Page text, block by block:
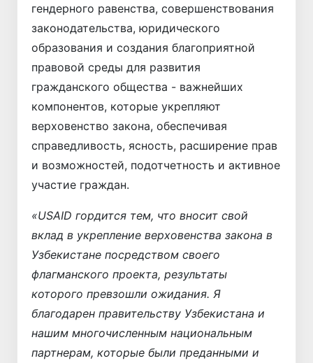
гендерного равенства, совершенствования
законодательства, юридического
образования и создания благоприятной
правовой среды для развития
гражданского общества - важнейших
компонентов, которые укрепляют
верховенство закона, обеспечивая
справедливость, ясность, расширение прав
и возможностей, подотчетность и активное
участие граждан.
«USAID гордится тем, что вносит свой
вклад в укрепление верховенства закона в
Узбекистане посредством своего
флагманского проекта, результаты
которого превзошли ожидания. Я
благодарен правительству Узбекистана и
нашим многочисленным национальным
партнерам, которые были преданными и